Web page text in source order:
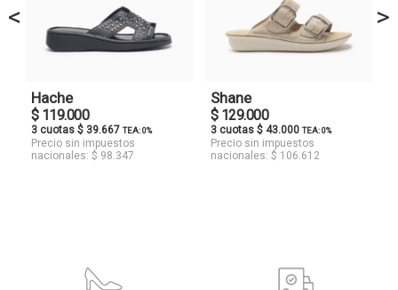
<
Hache
$ 119.000
3 cuotas $ 39.667 TEA: 0%
Precio sin impuestos
nacionales: $ 98.347
Shane
$ 129.000
3 cuotas $ 43.000 TEA: 0%
Precio sin impuestos
nacionales: $ 106.612
>